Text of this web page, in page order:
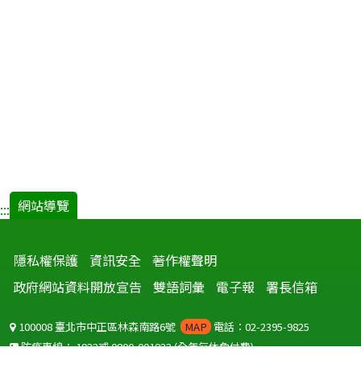
::: 網站導覽
隱私權保護 資訊安全 著作權聲明
政府網站資料開放宣告
雙語詞彙 電子報 署長信箱
100008 臺北市中正區林森南路6號 MAP 電話：02-2395-9825
防疫專線：1922或0800-001922(全年無休免付費)